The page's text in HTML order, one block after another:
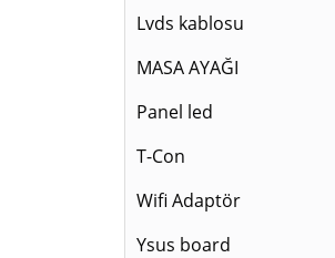
Lvds kablosu
MASA AYAĞI
Panel led
T-Con
Wifi Adaptör
Ysus board